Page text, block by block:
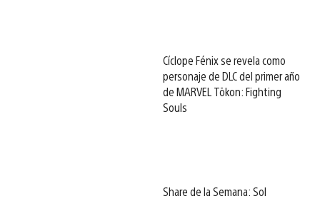
Cíclope Fénix se revela como
personaje de DLC del primer año
de MARVEL Tōkon: Fighting
Souls
Share de la Semana: Sol